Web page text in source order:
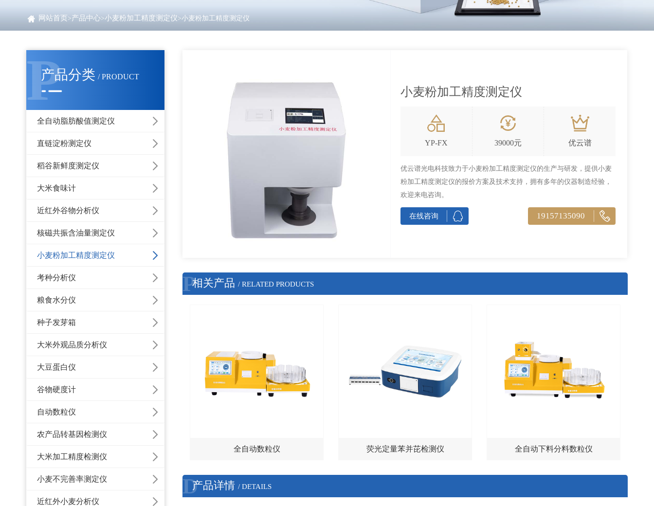
网站首页>产品中心>小麦粉加工精度测定仪>小麦粉加工精度测定仪
P
产品分类 / PRODUCT
全自动脂肪酸值测定仪
直链淀粉测定仪
稻谷新鲜度测定仪
大米食味计
近红外谷物分析仪
核磁共振含油量测定仪
小麦粉加工精度测定仪
考种分析仪
粮食水分仪
种子发芽箱
大米外观品质分析仪
大豆蛋白仪
谷物硬度计
自动数粒仪
农产品转基因检测仪
大米加工精度检测仪
小麦不完善率测定仪
近红外小麦分析仪
小麦粉加工精度测定仪
YP-FX 39000元 优云谱
优云谱光电科技致力于小麦粉加工精度测定仪的生产与研发，提供小麦
粉加工精度测定仪的报价方案及技术支持，拥有多年的仪器制造经验，
欢迎来电咨询。
在线咨询 19157135090
P相关产品/ RELATED PRODUCTS
全自动数粒仪 荧光定量苯并芘检测仪 全自动下料分料数粒仪
D产品详情/ DETAILS